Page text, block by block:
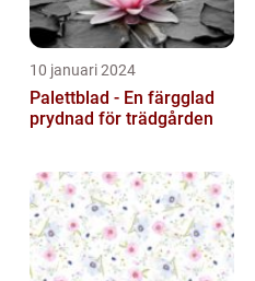
10 januari 2024
Palettblad - En färgglad
prydnad för trädgården